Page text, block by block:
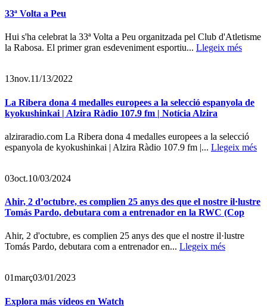
33ª Volta a Peu
Hui s'ha celebrat la 33ª Volta a Peu organitzada pel Club d'Atletisme
la Rabosa. El primer gran esdeveniment esportiu... Llegeix més
13nov.11/13/2022
La Ribera dona 4 medalles europees a la selecció espanyola de
kyokushinkai | Alzira Ràdio 107.9 fm | Notícia Alzira
alziraradio.com La Ribera dona 4 medalles europees a la selecció
espanyola de kyokushinkai | Alzira Ràdio 107.9 fm |... Llegeix més
03oct.10/03/2024
Ahir, 2 d’octubre, es complien 25 anys des que el nostre il·lustre
Tomás Pardo, debutara com a entrenador en la RWC (Cop
Ahir, 2 d'octubre, es complien 25 anys des que el nostre il·lustre
Tomás Pardo, debutara com a entrenador en... Llegeix més
01març03/01/2023
Explora más vídeos en Watch